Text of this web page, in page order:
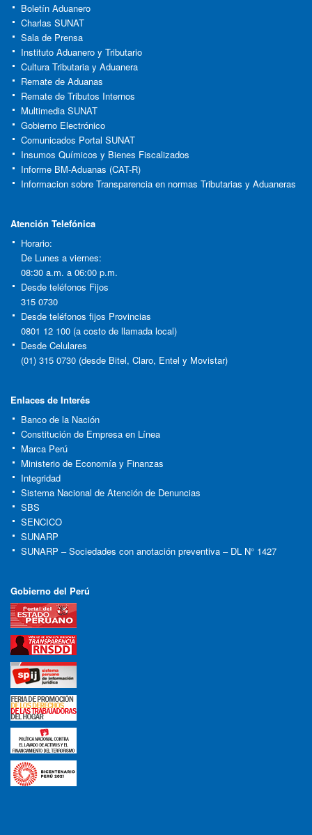
Boletín Aduanero
Charlas SUNAT
Sala de Prensa
Instituto Aduanero y Tributario
Cultura Tributaria y Aduanera
Remate de Aduanas
Remate de Tributos Internos
Multimedia SUNAT
Gobierno Electrónico
Comunicados Portal SUNAT
Insumos Químicos y Bienes Fiscalizados
Informe BM-Aduanas (CAT-R)
Informacion sobre Transparencia en normas Tributarias y Aduaneras
Atención Telefónica
Horario:
De Lunes a viernes:
08:30 a.m. a 06:00 p.m.
Desde teléfonos Fijos
315 0730
Desde teléfonos fijos Provincias
0801 12 100 (a costo de llamada local)
Desde Celulares
(01) 315 0730 (desde Bitel, Claro, Entel y Movistar)
Enlaces de Interés
Banco de la Nación
Constitución de Empresa en Línea
Marca Perú
Ministerio de Economía y Finanzas
Integridad
Sistema Nacional de Atención de Denuncias
SBS
SENCICO
SUNARP
SUNARP – Sociedades con anotación preventiva – DL N° 1427
Gobierno del Perú